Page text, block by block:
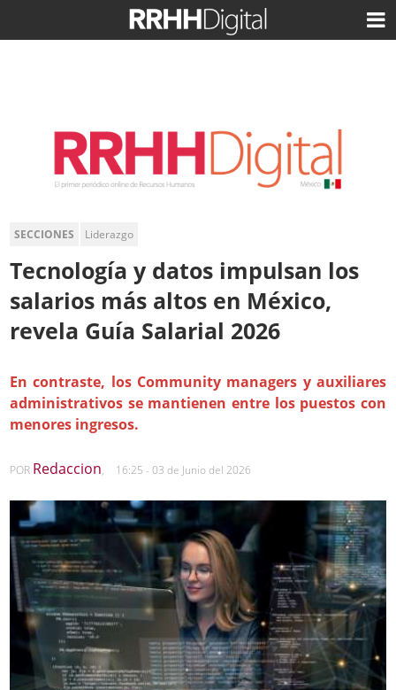
SECCIONES Liderazgo
Tecnología y datos impulsan los
salarios más altos en México,
revela Guía Salarial 2026
En contraste, los Community managers y auxiliares
administrativos se mantienen entre los puestos con
menores ingresos.
POR Redaccion, 16:25 - 03 de Junio del 2026